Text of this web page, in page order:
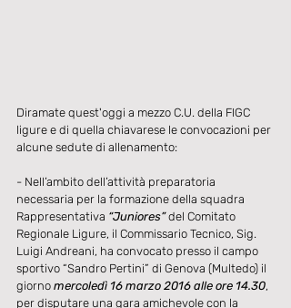
Diramate quest'oggi a mezzo C.U. della FIGC
ligure e di quella chiavarese le convocazioni per
alcune sedute di allenamento:
- Nell’ambito dell’attività preparatoria
necessaria per la formazione della squadra
Rappresentativa “Juniores” del Comitato
Regionale Ligure, il Commissario Tecnico, Sig.
Luigi Andreani, ha convocato presso il campo
sportivo “Sandro Pertini” di Genova (Multedo) il
giorno mercoledì 16 marzo 2016 alle ore 14.30,
per disputare una gara amichevole con la